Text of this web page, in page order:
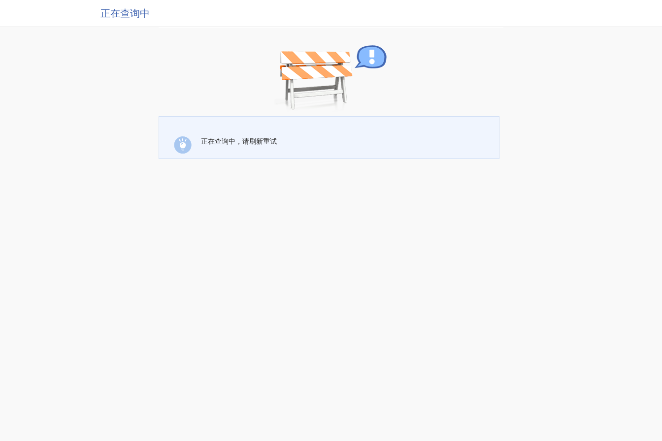
正在查询中
正在查询中，请刷新重试